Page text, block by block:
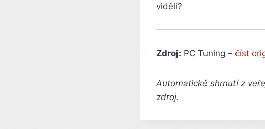
viděli?
Zdroj: PC Tuning – číst
Automatické shrnutí z
zdroj.